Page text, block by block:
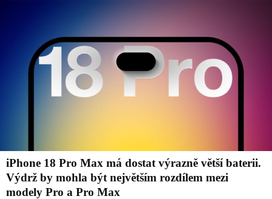
iPhone 18 Pro Max má dostat výrazně větší baterii.
Výdrž by mohla být největším rozdílem mezi
modely Pro a Pro Max